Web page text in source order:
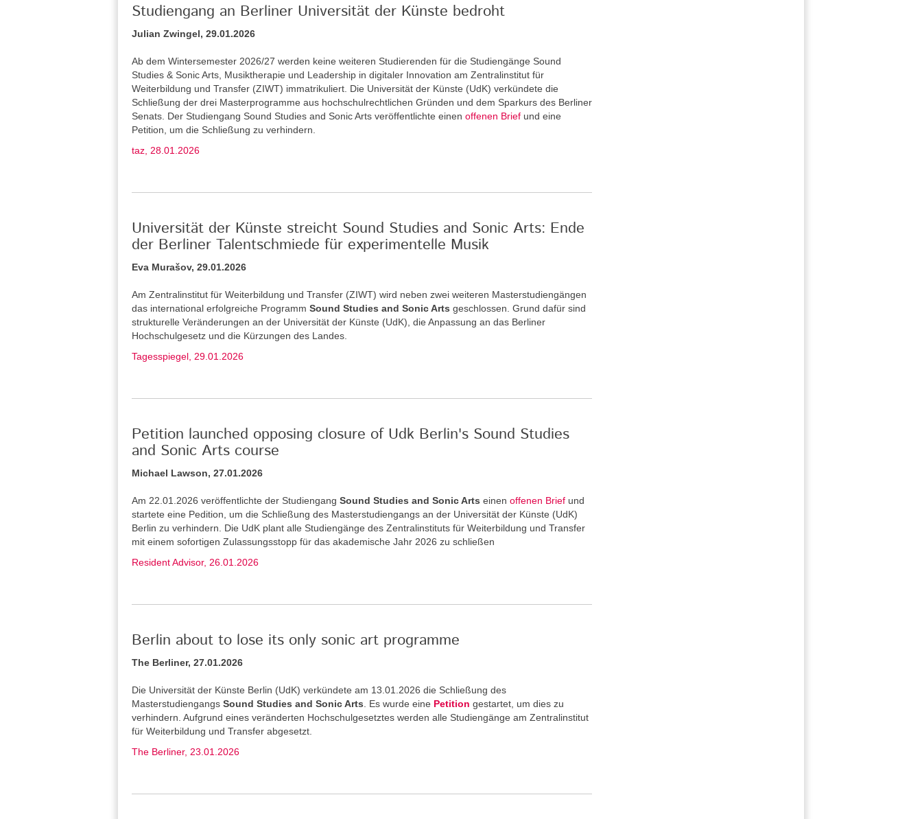
Studiengang an Berliner Universität der Künste bedroht
Julian Zwingel, 29.01.2026
Ab dem Wintersemester 2026/27 werden keine weiteren Stu­dierenden für die Studiengänge Sound
Studies & Sonic Arts, Musiktherapie und Leadership in digitaler Innovation am Zentralinstitut für
Weiterbildung und Transfer (ZIWT) immatrikuliert. Die Universität der Künste (UdK) verkündete die
Schließung der drei Masterprogramme aus hochschulrechtlichen Gründen und dem Sparkurs des Berliner
Senats. Der Studiengang Sound Studies and Sonic Arts veröffentlichte einen offenen Brief und eine
Petition, um die Schließung zu verhindern.
taz, 28.01.2026
Universität der Künste streicht Sound Studies and Sonic Arts: Ende
der Berliner Talentschmiede für experimentelle Musik
Eva Murašov, 29.01.2026
Am Zentralinstitut für Weiterbildung und Transfer (ZIWT) wird neben zwei weiteren Masterstudiengängen
das international erfolgreiche Programm Sound Studies and Sonic Arts geschlossen. Grund dafür sind
strukturelle Veränderungen an der Universität der Künste (UdK), die Anpassung an das Berliner
Hochschulgesetz und die Kürzungen des Landes.
Tagesspiegel, 29.01.2026
Petition launched opposing closure of Udk Berlin's Sound Studies
and Sonic Arts course
Michael Lawson, 27.01.2026
Am 22.01.2026 veröffentlichte der Studiengang Sound Studies and Sonic Arts einen offenen Brief und
startete eine Pedition, um die Schließung des Masterstudiengangs an der Universität der Künste (UdK)
Berlin zu verhindern. Die UdK plant alle Studiengänge des Zentralinstituts für Weiterbildung und Transfer
mit einem sofortigen Zulassungsstopp für das akademische Jahr 2026 zu schließen
Resident Advisor, 26.01.2026
Berlin about to lose its only sonic art programme
The Berliner, 27.01.2026
Die Universität der Künste Berlin (UdK) verkündete am 13.01.2026 die Schließung des
Masterstudiengangs Sound Studies and Sonic Arts . Es wurde eine Petition gestartet, um dies zu
verhindern. Aufgrund eines veränderten Hochschulgesetztes werden alle Studiengänge am Zentralinstitut
für Weiterbildung und Transfer abgesetzt.
The Berliner, 23.01.2026